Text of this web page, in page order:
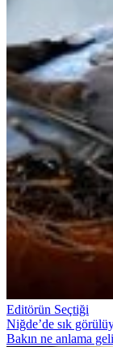
Editörün Seçtiği
Niğde’de sık
Bakın ne anlama